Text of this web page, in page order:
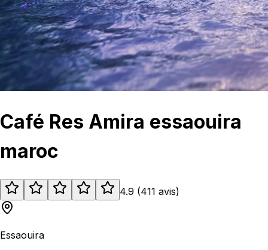
Café Res Amira essaouira
maroc
4.9 (411 avis)
Essaouira